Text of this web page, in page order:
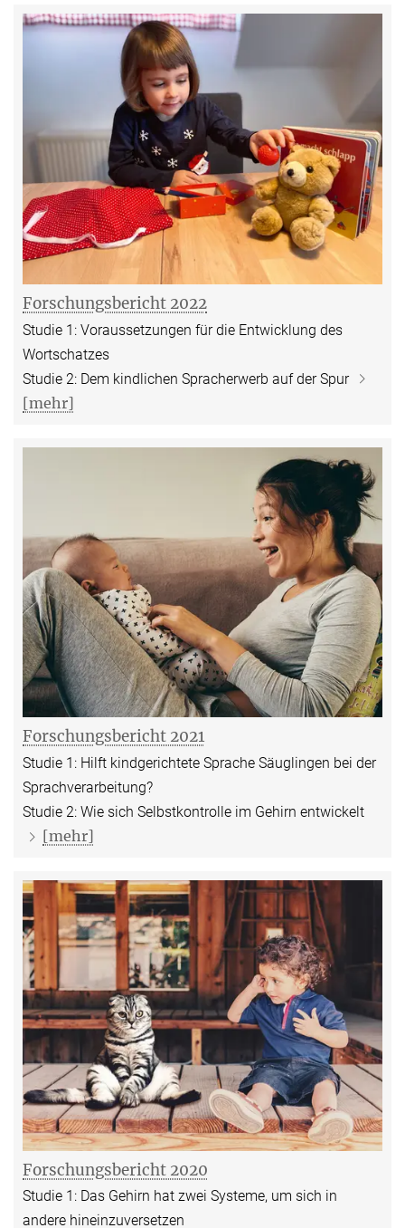
Forschungsbericht 2022
Studie 1: Voraussetzungen für die Entwicklung des
Wortschatzes
Studie 2: Dem kindlichen Spracherwerb auf der Spur
[mehr]
Forschungsbericht 2021
Studie 1: Hilft kindgerichtete Sprache Säuglingen bei der
Sprachverarbeitung?
Studie 2: Wie sich Selbstkontrolle im Gehirn entwickelt
[mehr]
Forschungsbericht 2020
Studie 1: Das Gehirn hat zwei Systeme, um sich in
andere hineinzuversetzen